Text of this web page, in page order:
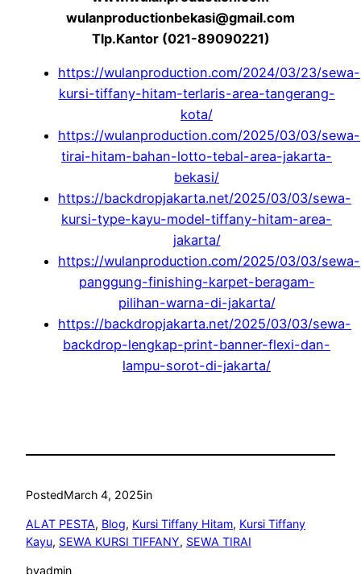
wulanproductionbekasi@gmail.com
Tlp.Kantor (021-89090221)
https://wulanproduction.com/2024/03/23/sewa-
kursi-tiffany-hitam-terlaris-area-tangerang-
kota/
https://wulanproduction.com/2025/03/03/sewa-
tirai-hitam-bahan-lotto-tebal-area-jakarta-
bekasi/
https://backdropjakarta.net/2025/03/03/sewa-
kursi-type-kayu-model-tiffany-hitam-area-
jakarta/
https://wulanproduction.com/2025/03/03/sewa-
panggung-finishing-karpet-beragam-
pilihan-warna-di-jakarta/
https://backdropjakarta.net/2025/03/03/sewa-
backdrop-lengkap-print-banner-flexi-dan-
lampu-sorot-di-jakarta/
PostedMarch 4, 2025in
ALAT PESTA, Blog, Kursi Tiffany Hitam, Kursi Tiffany
Kayu, SEWA KURSI TIFFANY, SEWA TIRAI
byadmin